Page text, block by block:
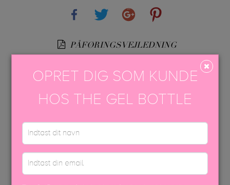
PÅFØRINGSVEJLEDNING
OPRET DIG SOM KUNDE
HOS THE GEL BOTTLE